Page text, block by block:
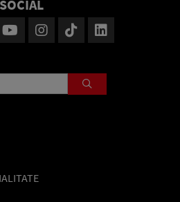
SOCIAL